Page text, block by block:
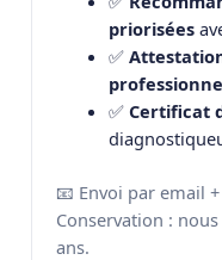
priorisées
✅
✅ Certificat
📧 Envoi par email
Conservation :
ans.